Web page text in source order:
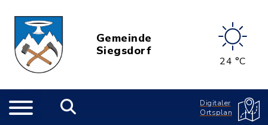
Gemeinde
Siegsdorf
24 °C
Digitaler
Ortsplan